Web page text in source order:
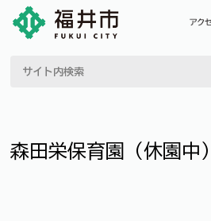
森田栄保育園（休園中）